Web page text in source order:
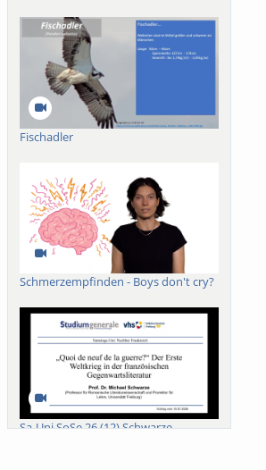
Fischadler
Schmerzempfinden - Boys don't cry?
Sa-Uni SoSe 26 (12) Schwarze